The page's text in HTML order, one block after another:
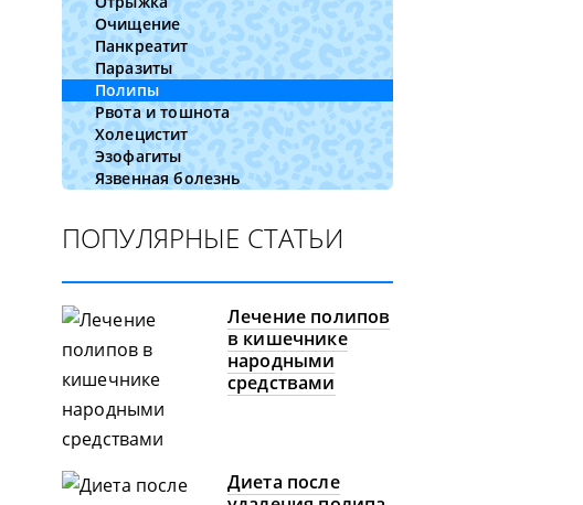
Очищение
Панкреатит
Паразиты
Полипы
Рвота и тошнота
Холецистит
Эзофагиты
Язвенная болезнь
ПОПУЛЯРНЫЕ СТАТЬИ
Лечение полипов
в кишечнике
народными
средствами
Диета после